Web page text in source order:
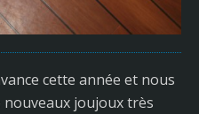
cette année et nous
nouveaux joujoux très